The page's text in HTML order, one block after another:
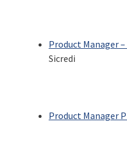
Product Manager
Sicredi
Product Manager